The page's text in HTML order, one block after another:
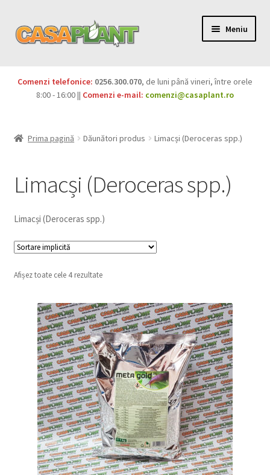
Meniu
Pesticide
Produse BIO
Igienă publică
Comenzi telefonice: 0256.300.070, de luni până vineri, între orele
8:00 - 16:00 || Comenzi e-mail: comenzi@casaplant.ro
Prima pagină Dăunători produs Limacși (Deroceras spp.)
Limacși (Deroceras spp.)
Limacși (Deroceras spp.)
Afișez toate cele 4 rezultate